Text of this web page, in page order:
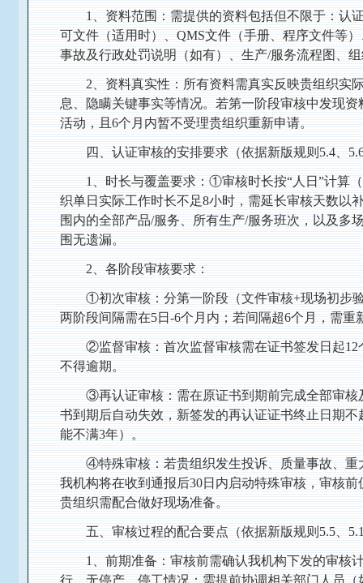
1、资料范围：需提供的资料包括但不限于：认
可文件（适用时）、QMS文件（手册、程序文件等
事故及行政处罚说明（如有）、生产/服务流程图、
2、资料真实性：所有资料需真实反映贵组织实
息、隐瞒关键事实等情况。若第一阶段审核中发现
活动，且6个月内暂不受理贵组织重新申请。
四、认证审核的安排要求（依据新版规则5.4、
1、时长与覆盖要求：①审核时长按“人日”计算
织单日实际工作时长不足8小时，需延长审核天数以
围内的全部产品/服务、所有生产/服务班次，以及多
围无遗漏。
2、各阶段审核要求：
①初次审核：分第一阶段（文件审核+现场初步
两阶段间隔需在5日-6个月内；若间隔超6个月，需重
②监督审核：首次监督审核需在证书签发日起12
不得逾期。
③再认证审核：需在原证书到期前完成全部审核
书到期后自动失效，新签发的再认证证书终止日期
能不满3年）。
④特殊审核：若贵组织发生投诉、质量事故、重
我机构将在收到通报后30日内启动特殊审核，审核
贵组织需配合做好现场准备。
五、审核过程的配合要点（依据新版规则5.5、
1、前期准备：审核前需确认我机构下发的审核
行，无停产、停工情况；需提前协调相关部门人员